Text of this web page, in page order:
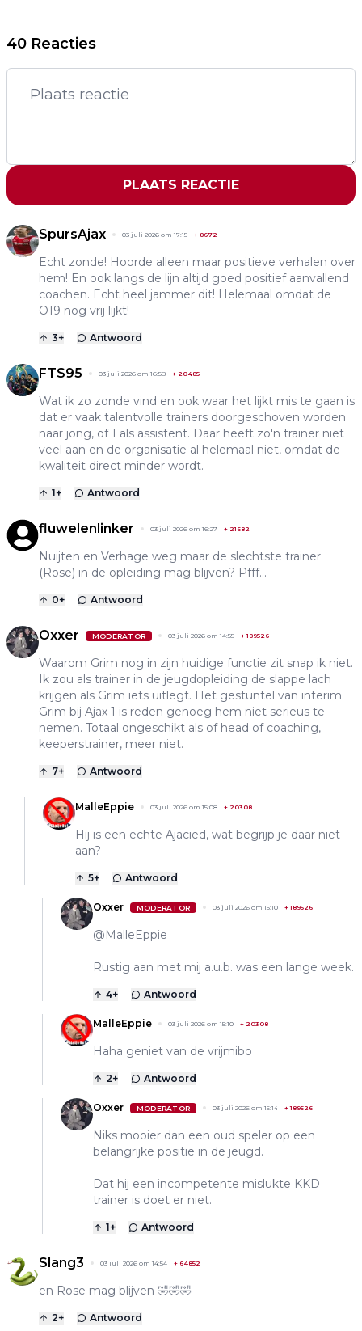
40 Reacties
PLAATS REACTIE
SpursAjax 03 juli 2026 om 17:15 + 8672
Echt zonde! Hoorde alleen maar positieve verhalen over
hem! En ook langs de lijn altijd goed positief aanvallend
coachen. Echt heel jammer dit! Helemaal omdat de
O19 nog vrij lijkt!
3+ Antwoord
FTS95 03 juli 2026 om 16:58 + 20485
Wat ik zo zonde vind en ook waar het lijkt mis te gaan is
dat er vaak talentvolle trainers doorgeschoven worden
naar jong, of 1 als assistent. Daar heeft zo'n trainer niet
veel aan en de organisatie al helemaal niet, omdat de
kwaliteit direct minder wordt.
1+ Antwoord
fluwelenlinker 03 juli 2026 om 16:27 + 21682
Nuijten en Verhage weg maar de slechtste trainer
(Rose) in de opleiding mag blijven? Pfff...
0+ Antwoord
Oxxer MODERATOR 03 juli 2026 om 14:55 +189526
Waarom Grim nog in zijn huidige functie zit snap ik niet.
Ik zou als trainer in de jeugdopleiding de slappe lach
krijgen als Grim iets uitlegt. Het gestuntel van interim
Grim bij Ajax 1 is reden genoeg hem niet serieus te
nemen. Totaal ongeschikt als of head of coaching,
keeperstrainer, meer niet.
7+ Antwoord
MalleEppie 03 juli 2026 om 15:08 + 20308
Hij is een echte Ajacied, wat begrijp je daar niet
aan?
5+ Antwoord
Oxxer MODERATOR 03 juli 2026 om 15:10 +189526
@MalleEppie
Rustig aan met mij a.u.b. was een lange week.
4+ Antwoord
MalleEppie 03 juli 2026 om 15:10 + 20308
Haha geniet van de vrijmibo
2+ Antwoord
Oxxer MODERATOR 03 juli 2026 om 15:14 +189526
Niks mooier dan een oud speler op een
belangrijke positie in de jeugd.
Dat hij een incompetente mislukte KKD
trainer is doet er niet.
1+ Antwoord
Slang3 03 juli 2026 om 14:54 + 64852
en Rose mag blijven 🤣🤣🤣
2+ Antwoord